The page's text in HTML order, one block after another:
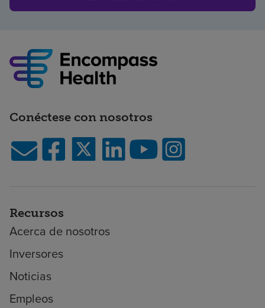
Conéctese con nosotros
Recursos
Acerca de nosotros
Inversores
Noticias
Empleos